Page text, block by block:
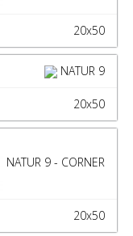
20x50
NATUR 9
20x50
NATUR 9 - CORNER
20x50